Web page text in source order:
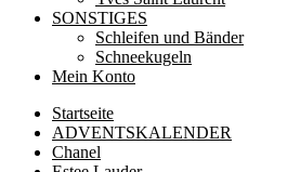
SONSTIGES
Schleifen und Bänder
Schneekugeln
Mein Konto
Startseite
ADVENTSKALENDER
Chanel